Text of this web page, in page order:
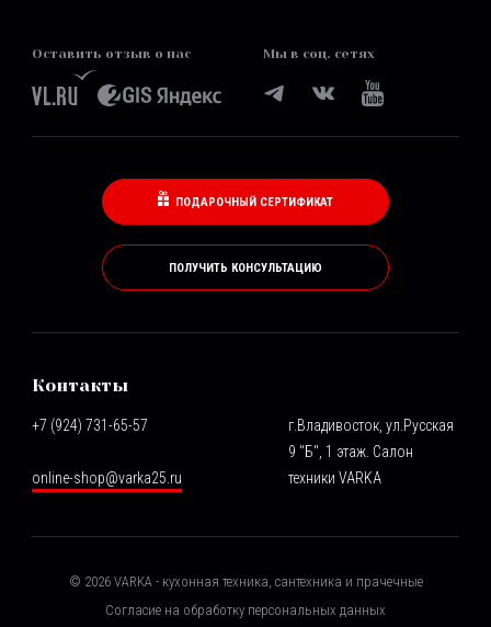
Оставить отзыв о нас Мы в соц. сетях
ПОДАРОЧНЫЙ СЕРТИФИКАТ
ПОЛУЧИТЬ КОНСУЛЬТАЦИЮ
Контакты
+7 (924) 731-65-57
online-shop@varka25.ru
г.Владивосток, ул.Русская
9 "Б", 1 этаж. Салон
техники VARKA
© 2026VARKA - кухонная техника, сантехника и прачечные
Согласие на обработку персональных данных